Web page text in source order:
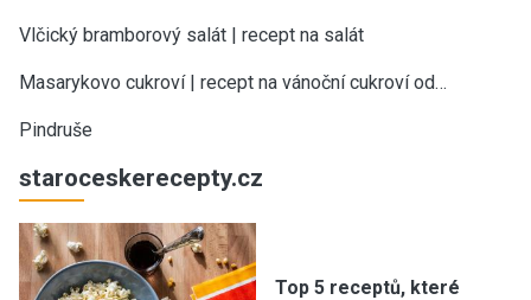
Vlčický bramborový salát | recept na salát
Masarykovo cukroví | recept na vánoční cukroví od…
Pindruše
staroceskerecepty.cz
Top 5 receptů, které